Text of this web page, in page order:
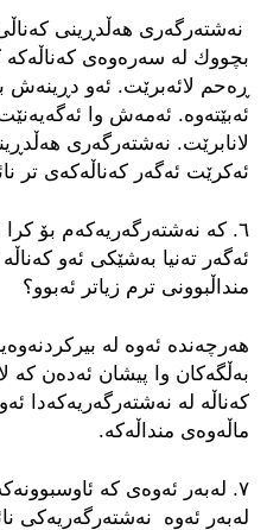
نه‌شته‌رگه‌ری هه‌ڵدڕینی
بچووك له‌ سه‌ره‌وه‌ی
ڕه‌حم لائه‌برێت. ئه‌و
ئه‌بێته‌وه‌. ئه‌مه‌ش وا
لانابرێت. نه‌شته‌رگه‌ری
ئه‌كرێت ئه‌گه‌ر كه‌ناڵه‌كه‌ی تر
٦. كه‌‌ نه‌شته‌رگه‌ریه‌كه‌م بۆ
ئه‌گه‌ر ته‌نیا به‌شێكی ئه‌و كه‌ناڵه‌
منداڵبوونی ترم زیاتر ئه‌بوو؟
هه‌رچه‌نده‌ ئه‌وه‌ له
به‌ڵگه‌كان وا پیشان ئه‌ده‌ن كه‌
كه‌ناڵه‌ له‌ نه‌شته‌رگه‌ر‌یه‌كه‌دا
ماڵه‌وه‌ی منداڵه‌كه‌.
٧. له‌به‌ر ئه‌وه‌ی كه‌
له‌به‌ر ئه‌وه ‌ نه‌شته‌رگه‌ریه‌كی